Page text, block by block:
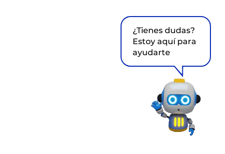
¿Tienes dudas?
Estoy aquí para
ayudarte